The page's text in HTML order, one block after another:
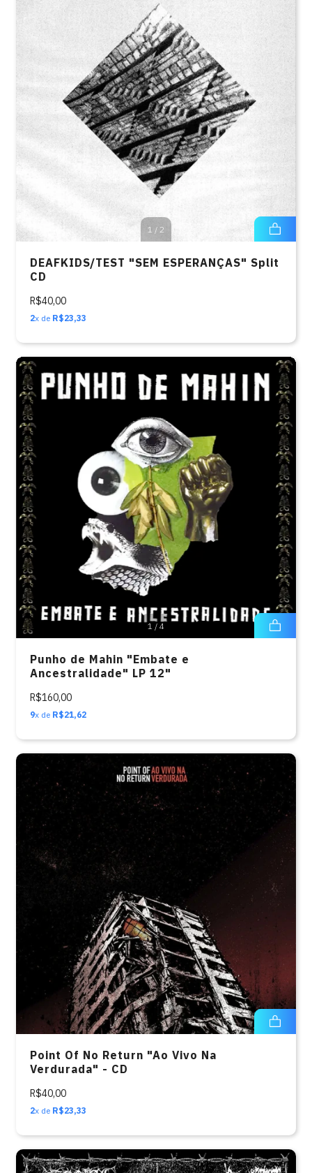
1 / 2
DEAFKIDS/TEST "SEM ESPERANÇAS" Split
CD
R$40,00
2x de R$23,33
1 / 4
Punho de Mahin "Embate e
Ancestralidade" LP 12"
R$160,00
9x de R$21,62
Point Of No Return "Ao Vivo Na
Verdurada" - CD
R$40,00
2x de R$23,33